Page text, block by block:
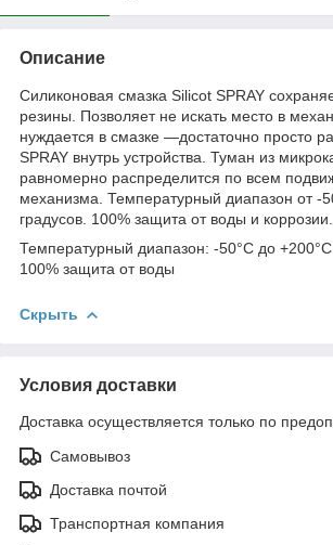
Описание
Силиконовая смазка Silicot SPRAY
резины. Позволяет не искать место в
нуждается в смазке —достаточно просто
SPRAY внутрь устройства. Туман из
равномерно распределится по всем
механизма. Температурный диапазон от -
градусов. 100% защита от воды и коррозии.
Температурный диапазон: -50°C до +200°C
100% защита от воды
Скрыть
Условия доставки
Доставка осуществляется только по
Самовывоз
Доставка почтой
Транспортная компания